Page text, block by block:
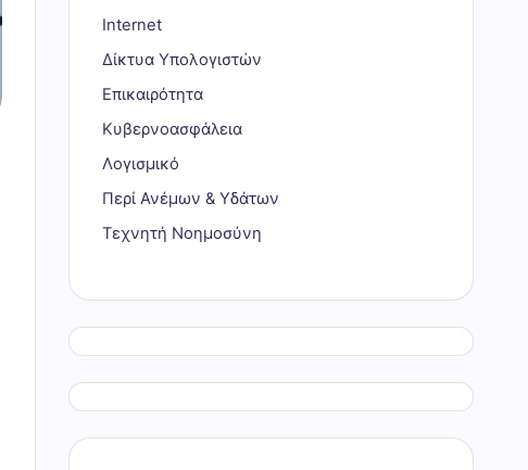
Internet
Δίκτυα Υπολογιστών
Επικαιρότητα
Κυβερνοασφάλεια
Λογισμικό
Περί Ανέμων & Υδάτων
Τεχνητή Νοημοσύνη